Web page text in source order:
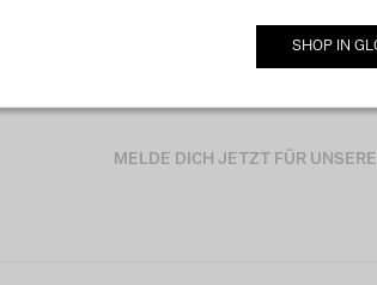
MELDE DICH JETZT FÜR
SHOP IN